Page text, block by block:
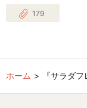
179
ホーム 『サラダ